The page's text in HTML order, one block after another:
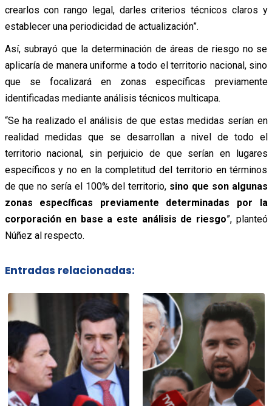
crearlos con rango legal, darles criterios técnicos claros y
establecer una periodicidad de actualización”.
Así, subrayó que la determinación de áreas de riesgo no se
aplicaría de manera uniforme a todo el territorio nacional, sino
que se focalizará en zonas específicas previamente
identificadas mediante análisis técnicos multicapa.
“Se ha realizado el análisis de que estas medidas serían en
realidad medidas que se desarrollan a nivel de todo el
territorio nacional, sin perjuicio de que serían en lugares
específicos y no en la completitud del territorio en términos
de que no sería el 100% del territorio, sino que son algunas
zonas específicas previamente determinadas por la
corporación en base a este análisis de riesgo”, planteó
Núñez al respecto.
Entradas relacionadas: